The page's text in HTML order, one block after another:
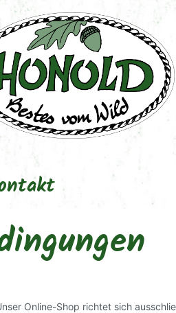
Online-Shop richtet sich